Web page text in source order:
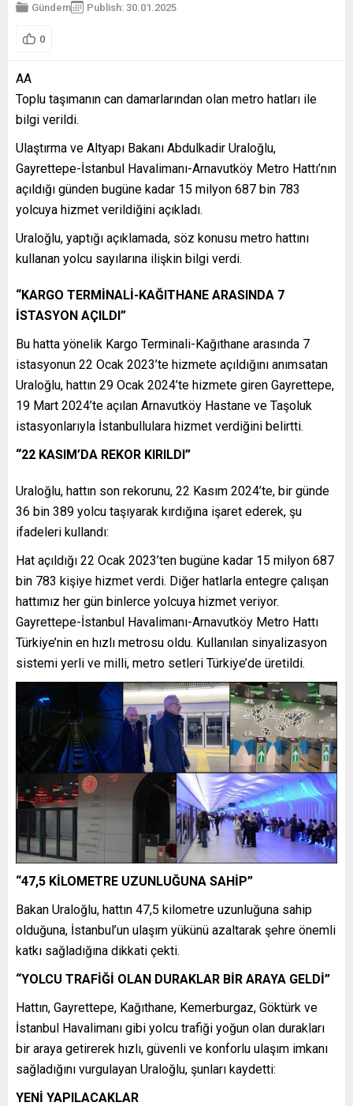
Gündem Publish: 30.01.2025
0
AA
Toplu taşımanın can damarlarından olan metro hatları ile
bilgi verildi.
Ulaştırma ve Altyapı Bakanı Abdulkadir Uraloğlu,
Gayrettepe-İstanbul Havalimanı-Arnavutköy Metro Hattı’nın
açıldığı günden bugüne kadar 15 milyon 687 bin 783
yolcuya hizmet verildiğini açıkladı.
Uraloğlu, yaptığı açıklamada, söz konusu metro hattını
kullanan yolcu sayılarına ilişkin bilgi verdi.
“KARGO TERMİNALİ-KAĞITHANE ARASINDA 7
İSTASYON AÇILDI”
Bu hatta yönelik Kargo Terminali-Kağıthane arasında 7
istasyonun 22 Ocak 2023’te hizmete açıldığını anımsatan
Uraloğlu, hattın 29 Ocak 2024’te hizmete giren Gayrettepe,
19 Mart 2024’te açılan Arnavutköy Hastane ve Taşoluk
istasyonlarıyla İstanbullulara hizmet verdiğini belirtti.
“22 KASIM’DA REKOR KIRILDI”
Uraloğlu, hattın son rekorunu, 22 Kasım 2024’te, bir günde
36 bin 389 yolcu taşıyarak kırdığına işaret ederek, şu
ifadeleri kullandı:
Hat açıldığı 22 Ocak 2023’ten bugüne kadar 15 milyon 687
bin 783 kişiye hizmet verdi. Diğer hatlarla entegre çalışan
hattımız her gün binlerce yolcuya hizmet veriyor.
Gayrettepe-İstanbul Havalimanı-Arnavutköy Metro Hattı
Türkiye’nin en hızlı metrosu oldu. Kullanılan sinyalizasyon
sistemi yerli ve milli, metro setleri Türkiye’de üretildi.
“47,5 KİLOMETRE UZUNLUĞUNA SAHİP”
Bakan Uraloğlu, hattın 47,5 kilometre uzunluğuna sahip
olduğuna, İstanbul’un ulaşım yükünü azaltarak şehre önemli
katkı sağladığına dikkati çekti.
“YOLCU TRAFİĞİ OLAN DURAKLAR BİR ARAYA GELDİ”
Hattın, Gayrettepe, Kağıthane, Kemerburgaz, Göktürk ve
İstanbul Havalimanı gibi yolcu trafiği yoğun olan durakları
bir araya getirerek hızlı, güvenli ve konforlu ulaşım imkanı
sağladığını vurgulayan Uraloğlu, şunları kaydetti:
YENİ YAPILACAKLAR